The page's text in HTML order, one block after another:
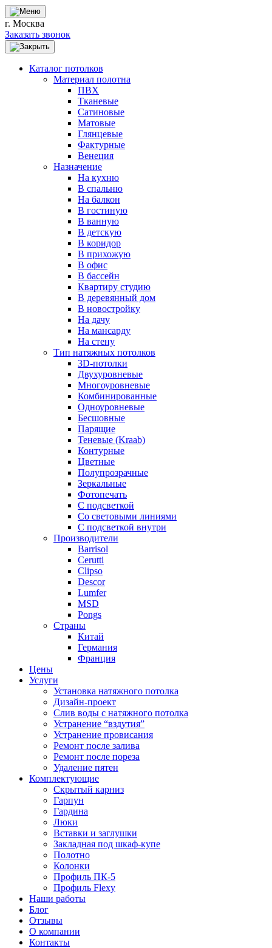
г. Москва
Заказать звонок
Каталог потолков
Материал полотна
ПВХ
Тканевые
Сатиновые
Матовые
Глянцевые
Фактурные
Венеция
Назначение
На кухню
В спальню
На балкон
В гостиную
В ванную
В детскую
В коридор
В прихожую
В офис
В бассейн
Квартиру студию
В деревянный дом
В новостройку
На дачу
На мансарду
На стену
Тип натяжных потолков
3D-потолки
Двухуровневые
Многоуровневые
Комбинированные
Одноуровневые
Бесшовные
Парящие
Теневые (Kraab)
Контурные
Цветные
Полупрозрачные
Зеркальные
Фотопечать
С подсветкой
Со световыми линиями
С подсветкой внутри
Производители
Barrisol
Cerutti
Clipso
Descor
Lumfer
MSD
Pongs
Страны
Китай
Германия
Франция
Цены
Услуги
Установка натяжного потолка
Дизайн-проект
Слив воды с натяжного потолка
Устранение “вздутия”
Устранение провисания
Ремонт после залива
Ремонт после пореза
Удаление пятен
Комплектующие
Скрытый карниз
Гарпун
Гардина
Люки
Вставки и заглушки
Закладная под шкаф-купе
Полотно
Колонки
Профиль ПК-5
Профиль Flexy
Наши работы
Блог
Отзывы
О компании
Контакты